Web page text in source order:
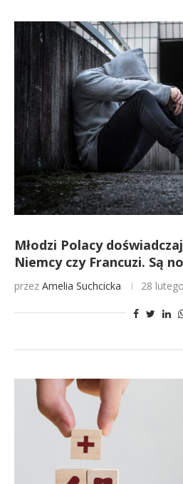
Młodzi Polacy
Niemcy czy Francuzi. Są
przez Amelia Suchcicka 28